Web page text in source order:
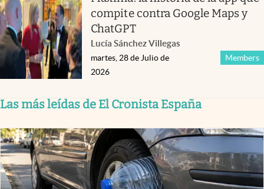
compite contra Google Maps y
ChatGPT
Lucía Sánchez Villegas
Members
martes, 28 de Julio de
2026
Las más leídas de El Cronista España